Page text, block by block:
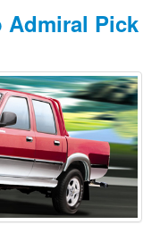
Admiral Pick